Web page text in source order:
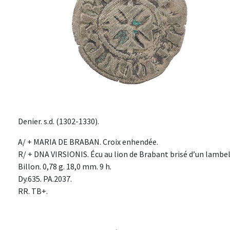
Denier. s.d. (1302-1330).
A/ + MARIA DE BRABAN. Croix enhendée.
R/ + DNA VIRSIONIS. Écu au lion de Brabant brisé d’un
Billon. 0,78 g. 18,0 mm. 9 h.
Dy.635. PA.2037.
RR. TB+.